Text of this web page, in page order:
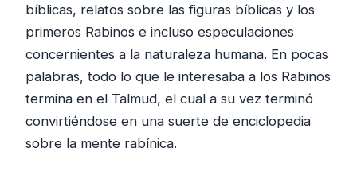
bíblicas, relatos sobre las figuras bíblicas y los
primeros Rabinos e incluso especulaciones
concernientes a la naturaleza humana. En pocas
palabras, todo lo que le interesaba a los Rabinos
termina en el Talmud, el cual a su vez terminó
convirtiéndose en una suerte de enciclopedia
sobre la mente rabínica.